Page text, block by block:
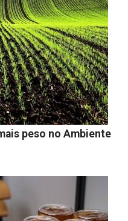
peso no Ambiente